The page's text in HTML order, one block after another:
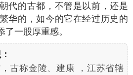
代的古都，不管是以前，还是
华的，如今的它在经过历史的
一股厚重感。
，古称金陵、建康 ，江苏省辖